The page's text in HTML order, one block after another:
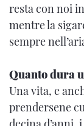
resta con noi
mentre la
sempre
Quanto dura
Una vita, e
prendersene